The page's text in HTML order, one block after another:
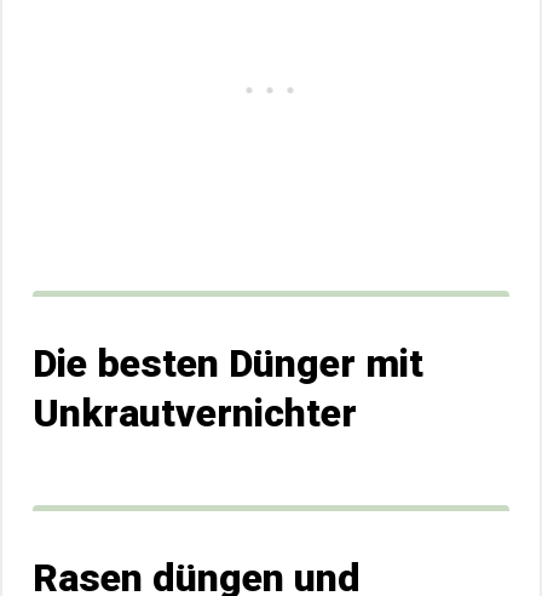
Die besten Dünger mit
Unkrautvernichter
Rasen düngen und